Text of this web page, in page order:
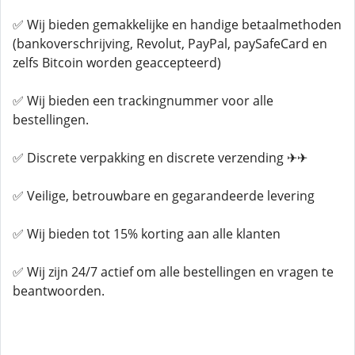
✅ Wij bieden gemakkelijke en handige betaalmethoden
(bankoverschrijving, Revolut, PayPal, paySafeCard en
zelfs Bitcoin worden geaccepteerd)
✅ Wij bieden een trackingnummer voor alle
bestellingen.
✅ Discrete verpakking en discrete verzending ✈✈
✅ Veilige, betrouwbare en gegarandeerde levering
✅ Wij bieden tot 15% korting aan alle klanten
✅ Wij zijn 24/7 actief om alle bestellingen en vragen te
beantwoorden.